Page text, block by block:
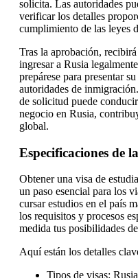
solicita. Las autoridades
verificar los detalles
cumplimiento de las leyes
Tras la aprobación,
ingresar a Rusia
prepárese para presentar
autoridades de
de solicitud puede
negocio en Rusia,
global.
Especificaciones de
Obtener una visa de
un paso esencial para los
cursar estudios en el país
los requisitos y procesos
medida tus posibilidades
Aquí están los detalles
Tipos de visas: